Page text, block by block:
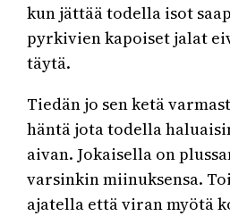
kun jättää todella isot
pyrkivien kapoiset jalat
täytä.
Tiedän jo sen ketä
häntä jota todella
aivan. Jokaisella on
varsinkin miinuksensa.
ajatella että viran myötä